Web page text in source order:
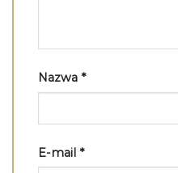
Nazwa *
E-mail *